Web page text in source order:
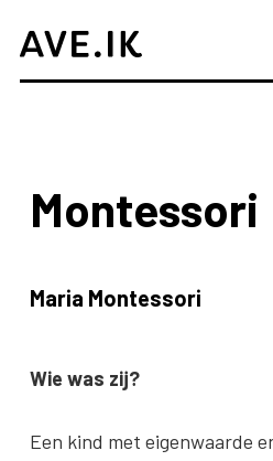
main
Montessori
Maria Montessori
Wie was zij?
Een kind met eigenwaarde